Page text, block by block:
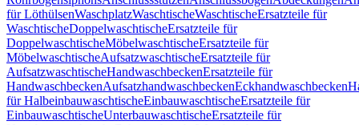
für LöthülsenWaschplatzWaschtischeWaschtischeErsatzteile für
WaschtischeDoppelwaschtischeErsatzteile für
DoppelwaschtischeMöbelwaschtischeErsatzteile für
MöbelwaschtischeAufsatzwaschtischeErsatzteile für
AufsatzwaschtischeHandwaschbeckenErsatzteile für
HandwaschbeckenAufsatzhandwaschbeckenEckhandwaschbecken
für HalbeinbauwaschtischeEinbauwaschtischeErsatzteile für
EinbauwaschtischeUnterbauwaschtischeErsatzteile für